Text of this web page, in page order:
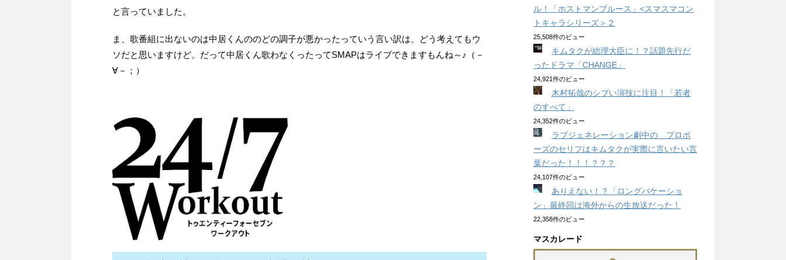
と言っていました。
ま、歌番組に出ないのは中居くんののどの調子が悪かったっていう言い訳は、どう考えてもウ
ソだと思いますけど。だって中居くん歌わなくったってSMAPはライブできますもんね～♪（－
∀－；）
ル！「ホストマンブルース」<スマスマコン
トキャラシリーズ＞２
25,508件のビュー
キムタクが総理大臣に！？話題先行だ
ったドラマ「CHANGE」
24,921件のビュー
木村拓哉のシブい演技に注目！「若者
のすべて」
24,352件のビュー
ラブジェネレーション劇中の プロポ
ーズのセリフはキムタクが実際に言いたい言
葉だった！！！？？？
24,107件のビュー
ありえない！？「ロングバケーショ
ン」最終回は海外からの生放送だった！
22,358件のビュー
マスカレード